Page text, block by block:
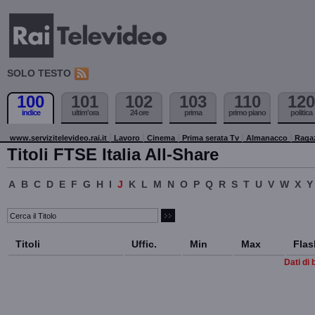
SOLO TESTO
100
indice
101
ultim'ora
102
24 ore
103
prima
110
primo piano
120
politica
www.servizitelevideo.rai.it Lavoro Cinema Prima serata Tv Almanacco
Titoli FTSE Italia All-Share
A B C D E F G H I J K L M N O P Q R S T U V W X Y
Titoli Uffic. Min Max
Dati di